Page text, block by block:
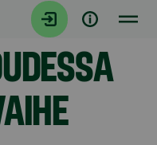
Yhteenveto